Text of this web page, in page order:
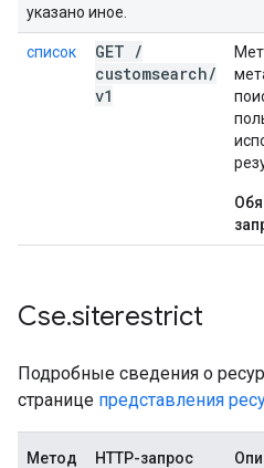
указано иное.
список GET /
customsearch/
v1
Cse.siterestrict
Подробные сведения о
странице представления
Метод HTTP-запрос